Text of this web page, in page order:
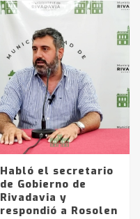
Habló el secretario
de Gobierno de
Rivadavia y
respondió a Rosolen